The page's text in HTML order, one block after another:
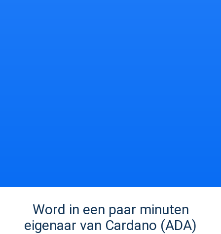
Word in een paar minuten
eigenaar van Cardano (ADA)